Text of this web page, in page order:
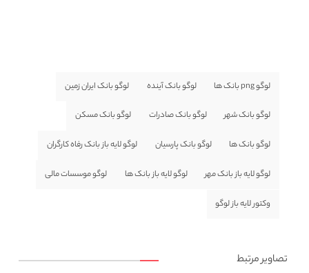
لوگو png بانک ها لوگو بانک آینده لوگو بانک ایران زمین
لوگو بانک شهر لوگو بانک صادرات لوگو بانک مسکن
لوگو بانک ها لوگو بانک پارسیان لوگو لایه باز بانک رفاه کارگران
لوگو لایه باز بانک مهر لوگو لایه باز بانک ها لوگو موسسات مالی
وکتور لایه باز لوگو
تصاویر مرتبط